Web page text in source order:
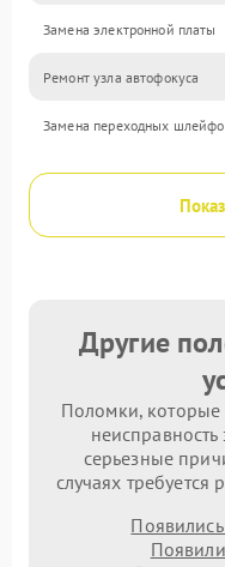
Замена электронной платы
Ремонт узла автофокуса
Замена переходных
Другие
Поломки,
неисправность
серьезные
случаях